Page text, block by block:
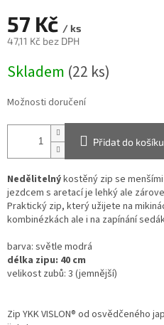
57 Kč / ks
47,11 Kč bez DPH
cena:
Skladem (22 ks)
Možnosti doručení
Přidat do košíku
Nedělitelnýkostěný zip se
jezdcem s aretacíje lehký ale
Praktický zip, který užijete na
kombinézkách ale i na zapínání
barva: světle modrá
délka zipu: 40 cm
velikost zubů: 3 (jemnější)
Zip YKK VISLON® od osvědčeného